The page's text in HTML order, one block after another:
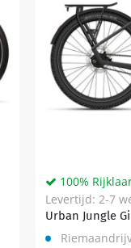
Urban Jungle
100%
Levertijd: 2-7